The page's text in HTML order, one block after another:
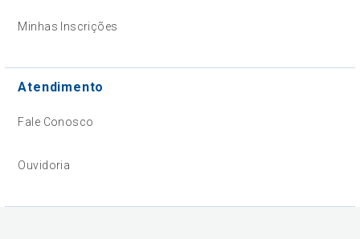
Minhas Inscrições
Atendimento
Fale Conosco
Ouvidoria